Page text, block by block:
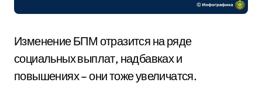
Изменение БПМ отразится на ряде
социальных выплат, надбавках и
повышениях – они тоже увеличатся.